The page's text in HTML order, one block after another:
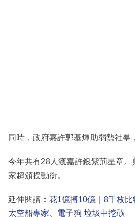
同時，政府嘉許郭基煇助弱勢社羣
今年共有28人獲嘉許銀紫荊星章。
家超頒授勳銜。
延伸閱讀： 花1億搏10億｜8千枚
太空船專家、電子狗 垃圾中挖礦